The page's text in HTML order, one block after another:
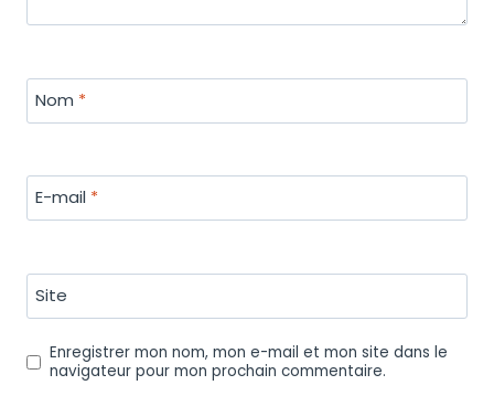
Nom *
E-mail *
Site
Enregistrer mon nom, mon e-mail et mon site dans le
navigateur pour mon prochain commentaire.